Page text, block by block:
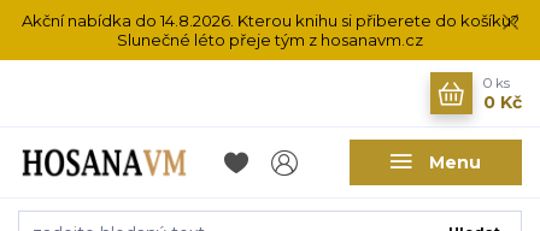
Akční nabídka do 14.8.2026. Kterou knihu si přiberete do košíku?
Slunečné léto přeje tým z hosanavm.cz
Menu
0 ks
0 Kč